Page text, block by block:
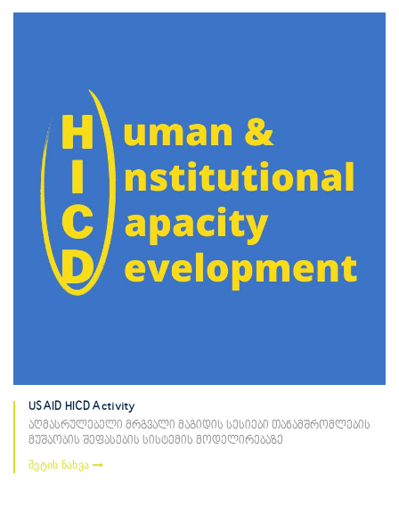
USAID HICD Activity
აღმასრულებელი მრგვალი მაგიდის სესიები თანამშრომლების
მუშაობის შეფასების სისტემის მოდელირებაზე
მეტის ნახვა